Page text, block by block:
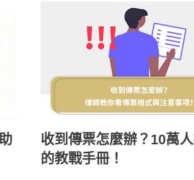
收到傳票怎麼辦？10萬
的教戰手冊！